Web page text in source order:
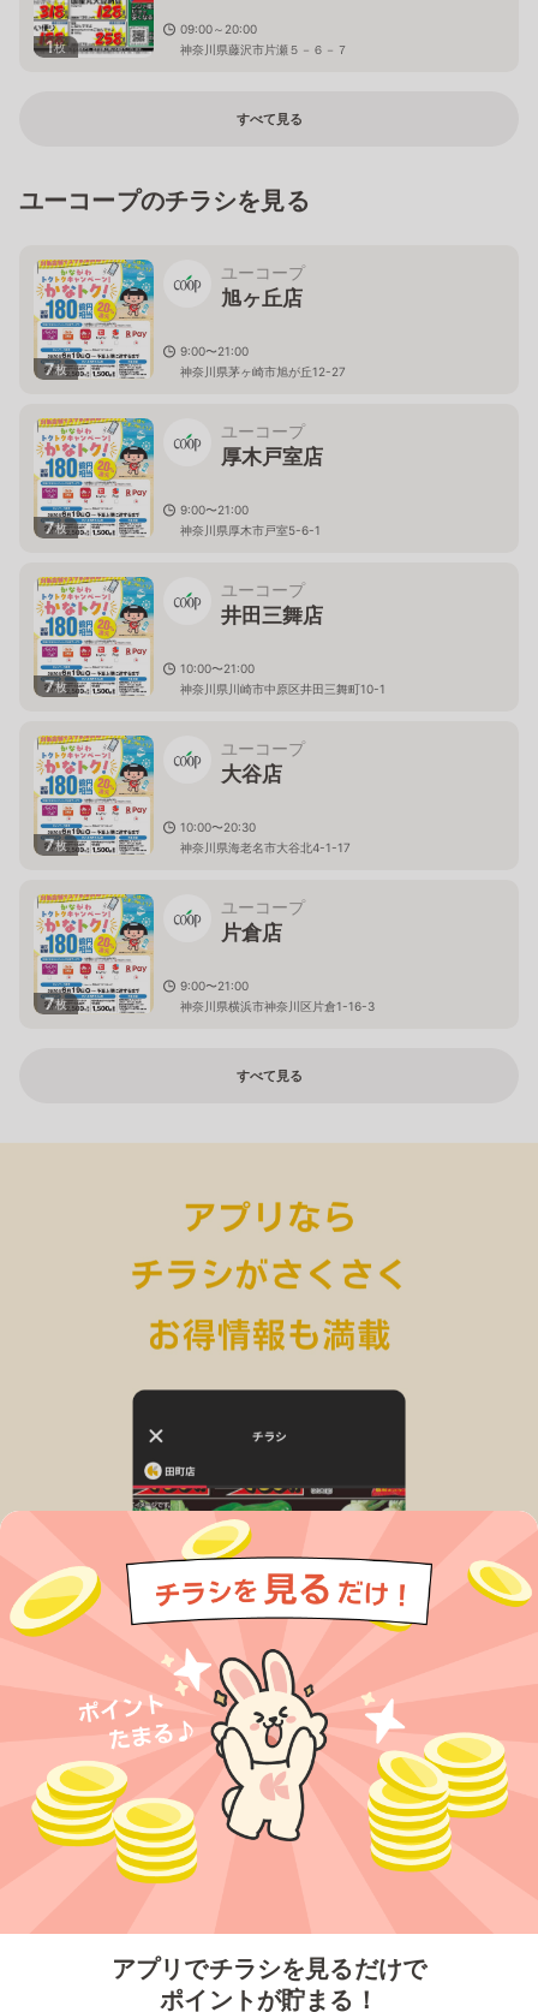
アプリでチラシを見るだけで
ポイントが貯まる！
1枚
09:00～20:00
神奈川県藤沢市片瀬５－６－７
すべて見る
ユーコープのチラシを見る
7枚
ユーコープ
旭ヶ丘店
9:00〜21:00
神奈川県茅ヶ崎市旭が丘12-27
7枚
ユーコープ
厚木戸室店
9:00〜21:00
神奈川県厚木市戸室5-6-1
7枚
ユーコープ
井田三舞店
10:00〜21:00
神奈川県川崎市中原区井田三舞町10-1
7枚
ユーコープ
大谷店
10:00〜20:30
神奈川県海老名市大谷北4-1-17
7枚
ユーコープ
片倉店
9:00〜21:00
神奈川県横浜市神奈川区片倉1-16-3
すべて見る